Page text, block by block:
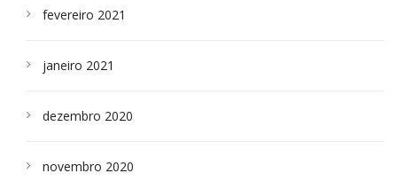
fevereiro 2021
janeiro 2021
dezembro 2020
novembro 2020